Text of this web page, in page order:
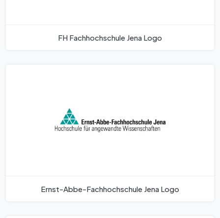
FH Fachhochschule Jena Logo
Ernst-Abbe-Fachhochschule Jena Logo